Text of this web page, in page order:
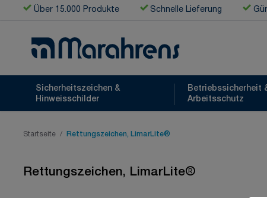
Zum Inhalt springen
Über 15.000 Produkte Schnelle Lieferung
Sicherheitszeichen &
Hinweisschilder
Betriebssicherheit
Arbeitsschutz
Startseite / Rettungszeichen, LimarLite®
Rettungszeichen, LimarLite®